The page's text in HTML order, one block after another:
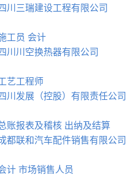
川三瑞建设工程有限公司
工员 会计
川川空换热器有限公司
艺工程师
川发展（控股）有限责任公司
账报表及稽核 出纳及结算
都联和汽车配件销售有限公司
计市场销售人员